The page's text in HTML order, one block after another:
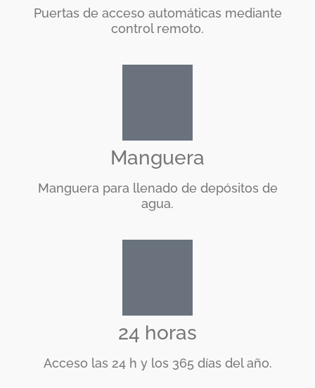
Puertas de acceso automáticas mediante
control remoto.
Manguera
Manguera para llenado de depósitos de
agua.
24 horas
Acceso las 24 h y los 365 días del año.